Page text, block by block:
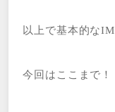
以上で基本的な
今回はここまで！